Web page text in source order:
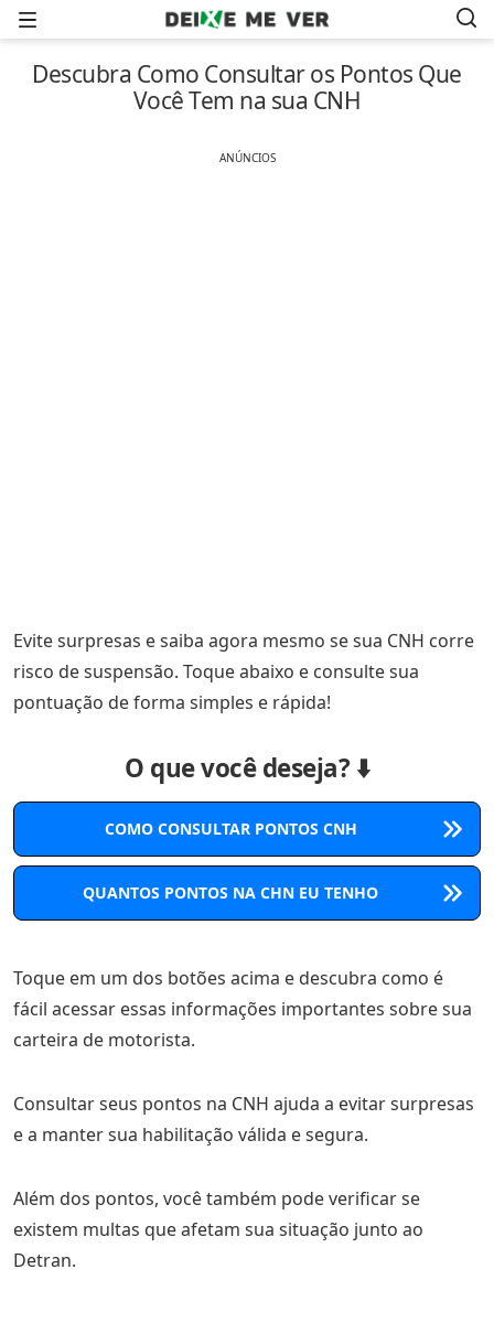
Menu
Descubra Como Consultar os Pontos Que
Você Tem na sua CNH
ANÚNCIOS
Evite surpresas e saiba agora mesmo se sua CNH corre
risco de suspensão. Toque abaixo e consulte sua
pontuação de forma simples e rápida!
O que você deseja? ⬇️
COMO CONSULTAR PONTOS CNH
QUANTOS PONTOS NA CHN EU TENHO
Toque em um dos botões acima e descubra como é
fácil acessar essas informações importantes sobre sua
carteira de motorista.
Consultar seus pontos na CNH ajuda a evitar surpresas
e a manter sua habilitação válida e segura.
Além dos pontos, você também pode verificar se
existem multas que afetam sua situação junto ao
Detran.